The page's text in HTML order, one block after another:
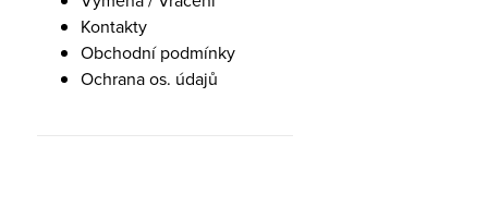
Kontakty
Obchodní podmínky
Ochrana os. údajů